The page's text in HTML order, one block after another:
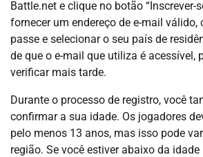
Battle.net e clique no botão “Inscrever-
fornecer um endereço de e-mail válido,
passe e selecionar o seu país de
de que o e-mail que utiliza é acessível,
verificar mais tarde.
Durante o processo de registro, você
confirmar a sua idade. Os jogadores
pelo menos 13 anos, mas isso pode
região. Se você estiver abaixo da idade